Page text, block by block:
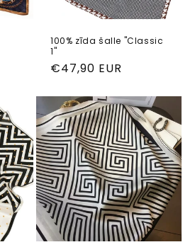
100% zīda šalle "Classic
1"
Parastā
€47,90 EUR